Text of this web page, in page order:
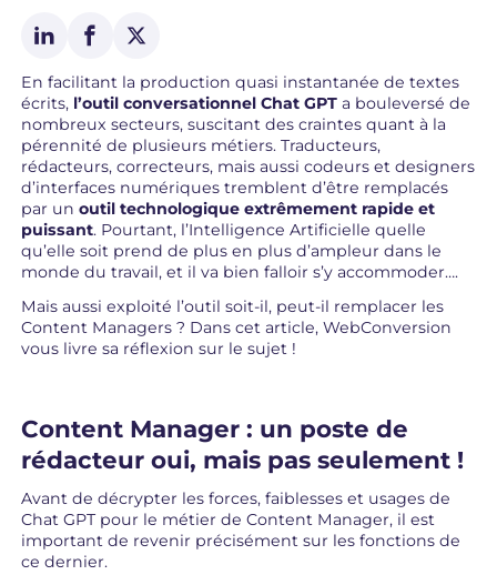
En facilitant la production quasi instantanée de textes
écrits, l’outil conversationnel Chat GPT a bouleversé de
nombreux secteurs, suscitant des craintes quant à la
pérennité de plusieurs métiers. Traducteurs,
rédacteurs, correcteurs, mais aussi codeurs et designers
d’interfaces numériques tremblent d’être remplacés
par unoutil technologique extrêmement rapide et
puissant. Pourtant, l’Intelligence Artificielle quelle
qu’elle soit prend de plus en plus d’ampleur dans le
monde du travail, et il va bien falloir s’y accommoder….
Mais aussi exploité l’outil soit-il, peut-il remplacer les
Content Managers ? Dans cet article, WebConversion
vous livre sa réflexion sur le sujet !
Content Manager : un poste de
rédacteur oui, mais pas seulement !
Avant de décrypter les forces, faiblesses et usages de
Chat GPT pour le métier de Content Manager, il est
important de revenir précisément sur les fonctions de
ce dernier.